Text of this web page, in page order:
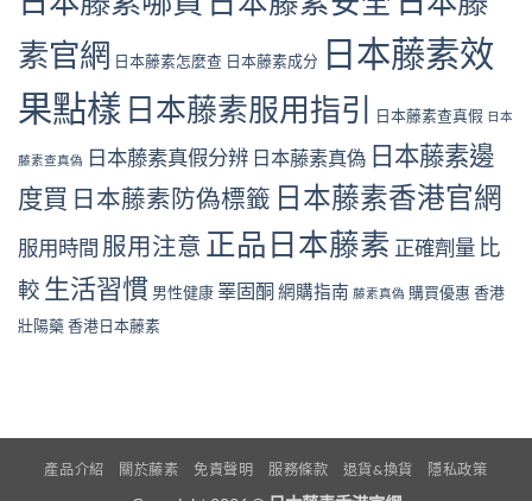
素官網 日本藤素怎麼查 日本藤素成分 日本藤素效
果點樣 日本藤素服用指引 日本藤素查真假 日本
藤素查真偽 日本藤素真假分辨 日本藤素真偽 日本藤素邊
度買 日本藤素防偽標籤 日本藤素香港官網
服用時間 服用注意 正品日本藤素 正確劑量 比
較 生活習慣 男性健康睪固酮網購指南 藤素真偽 購買優惠 香港
壯陽藥香港日本藤素
產品介紹 關於藤素 免責聲明 服務條款 退貨&換貨 隱私政策